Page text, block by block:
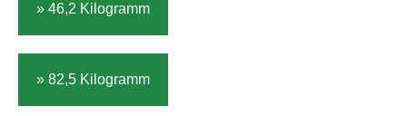
» 46,2 Kilogramm
» 82,5 Kilogramm